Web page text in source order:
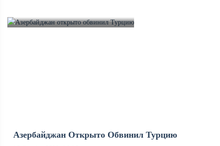
Азербайджан Открыто Обвинил Турцию